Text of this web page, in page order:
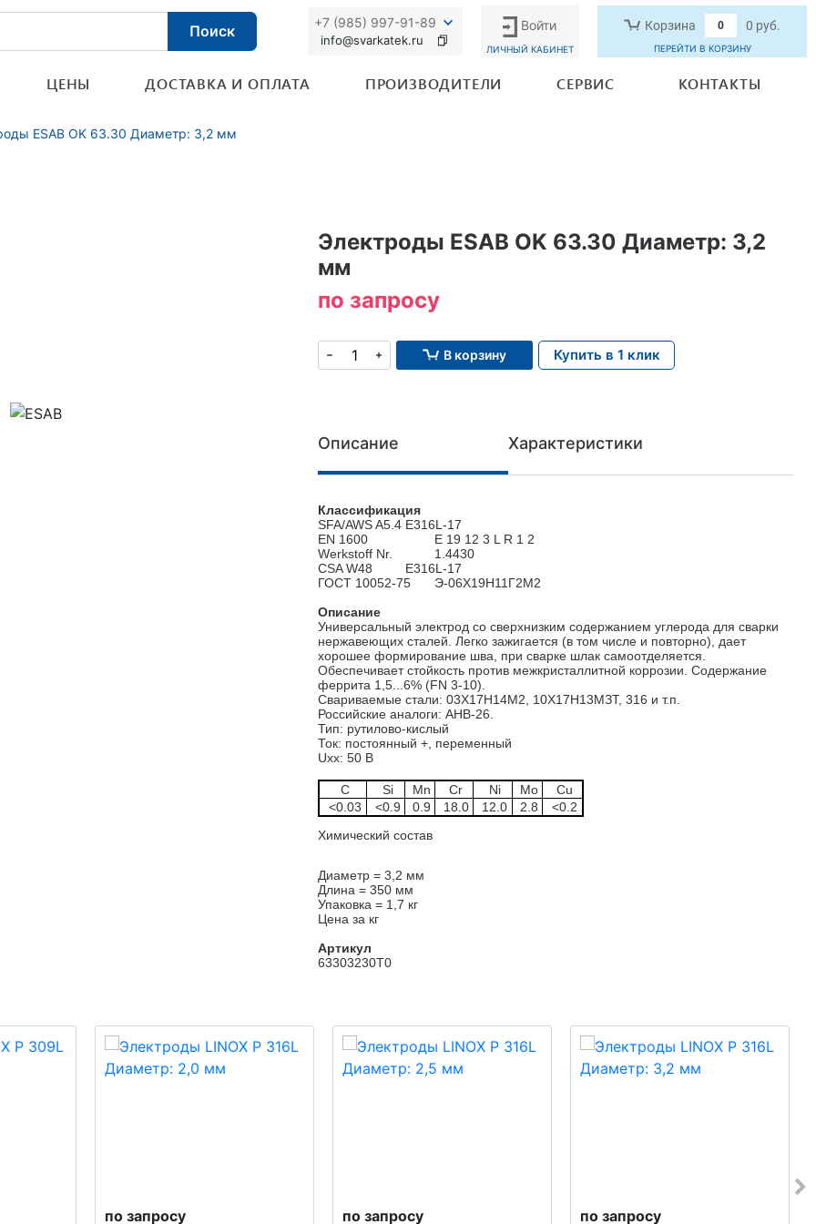
Поиск +7 (985) 997-91-89
info@svarkatek.ru
Войти
ЛИЧНЫЙ КАБИНЕТ
Корзина 0 0 руб.
ПЕРЕЙТИ В КОРЗИНУ
ЦЕНЫ ДОСТАВКА И ОПЛАТА ПРОИЗВОДИТЕЛИ СЕРВИС КОНТАКТЫ
ESAB OK 63.30 Диаметр: 3,2 мм
Электроды ESAB OK 63.30 Диаметр: 3,2
мм
по запросу
В корзину Купить в 1 клик
Описание Характеристики
Классификация
SFA/AWS A5.4 E316L-17
EN 1600
E 19 12 3 L R 1 2
Werkstoff Nr.
1.4430
CSA W48
E316L-17
ГОСТ 10052-75
Э-06Х19Н11Г2М2
Описание
Универсальный электрод со сверхнизким содержанием углерода для сварки
нержавеющих сталей. Легко зажигается (в том числе и повторно), дает
хорошее формирование шва, при сварке шлак самоотделяется.
Обеспечивает стойкость против межкристаллитной коррозии. Содержание
феррита 1,5...6% (FN 3-10).
Свариваемые стали: 03Х17Н14М2, 10Х17Н13МЗТ, 316 и т.п.
Российские аналоги: АНВ-26.
Тип: рутилово-кислый
Ток: постоянный +, переменный
Uxx: 50 В
Химический состав
C Si Mn Cr Ni Mo
Cu
<0.03
<0.9 0.9 18.0 12.0 2.8 <0.2
Диаметр = 3,2 мм
Длина = 350 мм
Упаковка = 1,7 кг
Цена за кг
Артикул
63303230T0
по запросу по запросу по запросу